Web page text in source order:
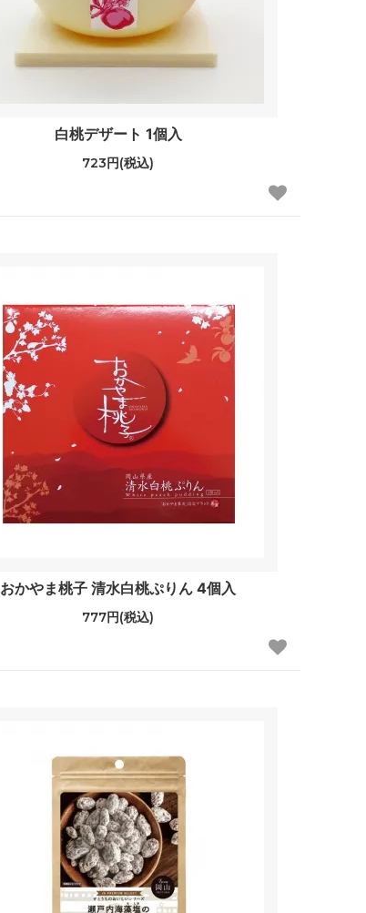
白桃デザート 1個入
723円(税込)
おかやま桃子 清水白桃ぷりん 4個入
777円(税込)